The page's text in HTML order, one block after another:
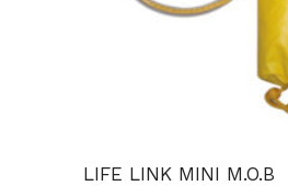
LIFE LINK MINI M.O.B